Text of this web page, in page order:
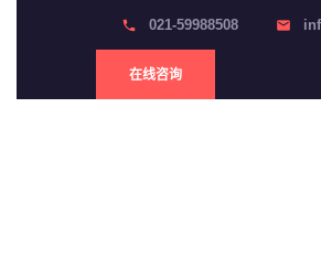
phone 021-59988508 email
在线咨询